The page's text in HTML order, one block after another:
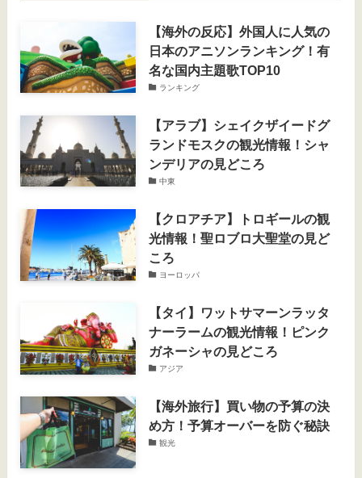
【海外の反応】外国人に人気の
日本のアニソンランキング！有
名な国内主題歌TOP10
ランキング
【アラブ】シェイクザイードグ
ランドモスクの観光情報！シャ
ンデリアの見どころ
中東
【クロアチア】トロギールの観
光情報！聖ロブロ大聖堂の見ど
ころ
ヨーロッパ
【タイ】ワットサマーンラッタ
ナーラームの観光情報！ピンク
ガネーシャの見どころ
アジア
【海外旅行】買い物の予算の決
め方！予算オーバーを防ぐ秘訣
観光